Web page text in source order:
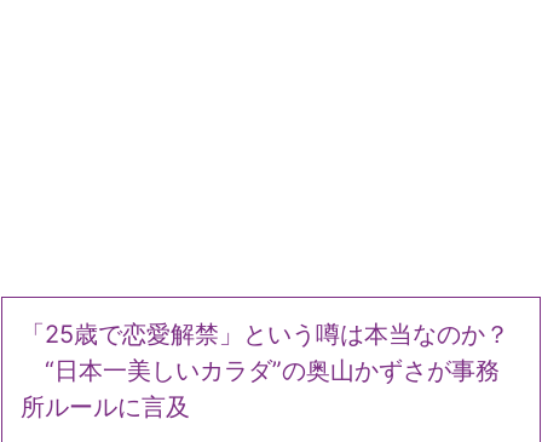
「25歳で恋愛解禁」という噂は本当なのか？
“日本一美しいカラダ”の奥山かずさが事務
所ルールに言及